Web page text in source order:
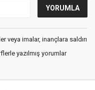
veya imalar, inançlara saldırı
yazılmış yorumlar